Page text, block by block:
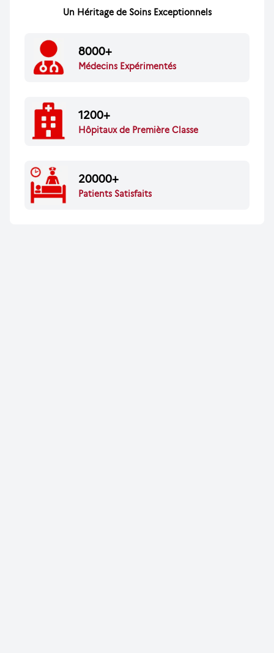
Un Héritage de Soins Exceptionnels
8000+
Médecins Expérimentés
1200+
Hôpitaux de Première Classe
20000+
Patients Satisfaits